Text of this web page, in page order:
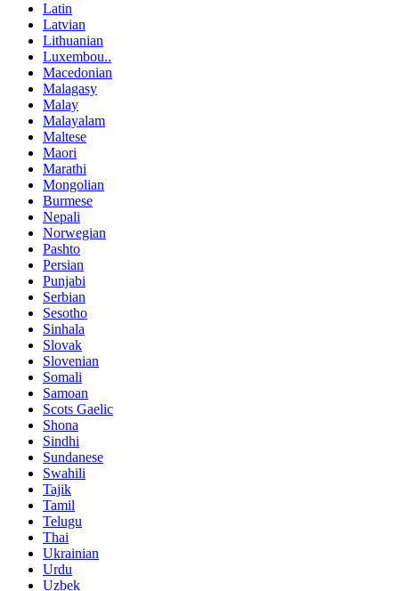
Latin
Latvian
Lithuanian
Luxembou..
Macedonian
Malagasy
Malay
Malayalam
Maltese
Maori
Marathi
Mongolian
Burmese
Nepali
Norwegian
Pashto
Persian
Punjabi
Serbian
Sesotho
Sinhala
Slovak
Slovenian
Somali
Samoan
Scots Gaelic
Shona
Sindhi
Sundanese
Swahili
Tajik
Tamil
Telugu
Thai
Ukrainian
Urdu
Uzbek